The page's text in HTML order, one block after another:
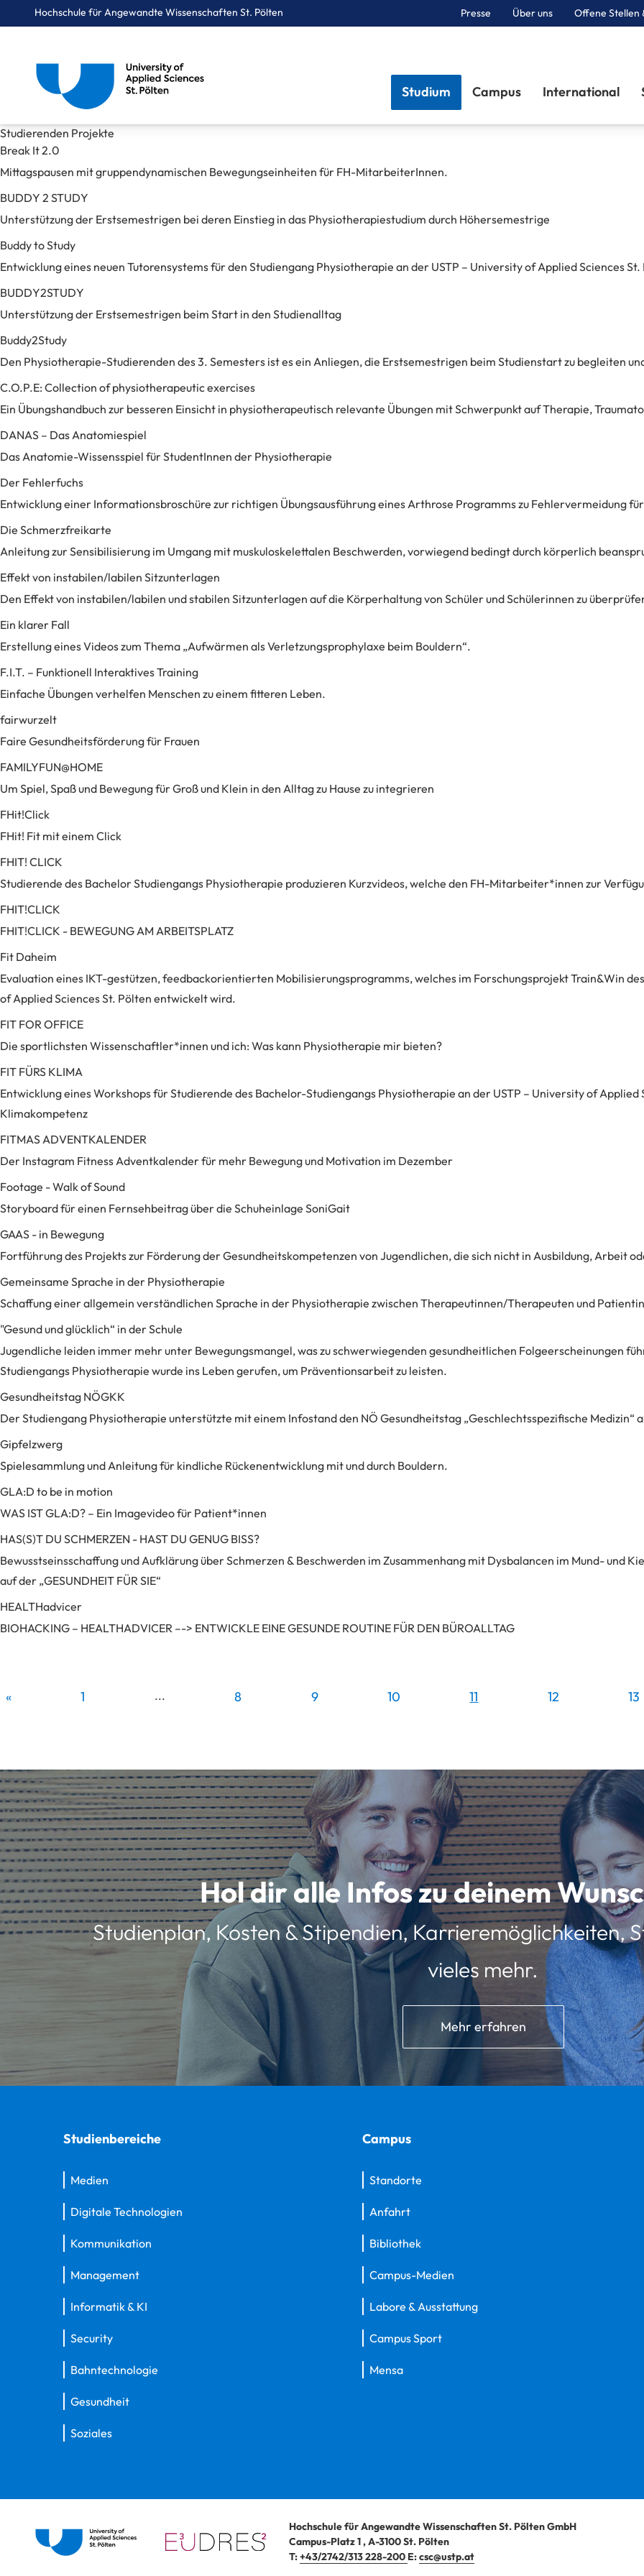
Hochschule für Angewandte Wissenschaften St. Pölten Presse Über uns Offene Stellen
Studium Campus International
You are here:
Projekte
Studierenden Projekte
Break It 2.0
Mittagspausen mit gruppendynamischen Bewegungseinheiten für FH-MitarbeiterInnen.
BUDDY 2 STUDY
Unterstützung der Erstsemestrigen bei deren Einstieg in das Physiotherapiestudium durch Höhersemestrige
Buddy to Study
Entwicklung eines neuen Tutorensystems für den Studiengang Physiotherapie an der USTP – University of Applied Sciences
BUDDY2STUDY
Unterstützung der Erstsemestrigen beim Start in den Studienalltag
Buddy2Study
Den Physiotherapie-Studierenden des 3. Semesters ist es ein Anliegen, die Erstsemestrigen beim Studienstart zu begleiten
C.O.P.E: Collection of physiotherapeutic exercises
Ein Übungshandbuch zur besseren Einsicht in physiotherapeutisch relevante Übungen mit Schwerpunkt auf Therapie,
DANAS – Das Anatomiespiel
Das Anatomie-Wissensspiel für StudentInnen der Physiotherapie
Der Fehlerfuchs
Entwicklung einer Informationsbroschüre zur richtigen Übungsausführung eines Arthrose Programms zu Fehlervermeidung
Die Schmerzfreikarte
Anleitung zur Sensibilisierung im Umgang mit muskuloskelettalen Beschwerden, vorwiegend bedingt durch körperlich
Effekt von instabilen/labilen Sitzunterlagen
Den Effekt von instabilen/labilen und stabilen Sitzunterlagen auf die Körperhaltung von Schüler und Schülerinnen zu
Ein klarer Fall
Erstellung eines Videos zum Thema „Aufwärmen als Verletzungsprophylaxe beim Bouldern“.
F.I.T. – Funktionell Interaktives Training
Einfache Übungen verhelfen Menschen zu einem fitteren Leben.
fairwurzelt
Faire Gesundheitsförderung für Frauen
FAMILYFUN@HOME
Um Spiel, Spaß und Bewegung für Groß und Klein in den Alltag zu Hause zu integrieren
FHit!Click
FHit! Fit mit einem Click
FHIT! CLICK
Studierende des Bachelor Studiengangs Physiotherapie produzieren Kurzvideos, welche den FH-Mitarbeiter*innen zur
FHIT!CLICK
FHIT!CLICK - BEWEGUNG AM ARBEITSPLATZ
Fit Daheim
Evaluation eines IKT-gestützen, feedbackorientierten Mobilisierungsprogramms, welches im Forschungsprojekt Train&Win
of Applied Sciences St. Pölten entwickelt wird.
FIT FOR OFFICE
Die sportlichsten Wissenschaftler*innen und ich: Was kann Physiotherapie mir bieten?
FIT FÜRS KLIMA
Entwicklung eines Workshops für Studierende des Bachelor-Studiengangs Physiotherapie an der USTP – University of
Klimakompetenz
FITMAS ADVENTKALENDER
Der Instagram Fitness Adventkalender für mehr Bewegung und Motivation im Dezember
Footage - Walk of Sound
Storyboard für einen Fernsehbeitrag über die Schuheinlage SoniGait
GAAS - in Bewegung
Fortführung des Projekts zur Förderung der Gesundheitskompetenzen von Jugendlichen, die sich nicht in Ausbildung, Arbeit
Gemeinsame Sprache in der Physiotherapie
Schaffung einer allgemein verständlichen Sprache in der Physiotherapie zwischen Therapeutinnen/Therapeuten und
"Gesund und glücklich“ in der Schule
Jugendliche leiden immer mehr unter Bewegungsmangel, was zu schwerwiegenden gesundheitlichen Folgeerscheinungen
Studiengangs Physiotherapie wurde ins Leben gerufen, um Präventionsarbeit zu leisten.
Gesundheitstag NÖGKK
Der Studiengang Physiotherapie unterstützte mit einem Infostand den NÖ Gesundheitstag „Geschlechtsspezifische Medizin“
Gipfelzwerg
Spielesammlung und Anleitung für kindliche Rückenentwicklung mit und durch Bouldern.
GLA:D to be in motion
WAS IST GLA:D? – Ein Imagevideo für Patient*innen
HAS(S)T DU SCHMERZEN - HAST DU GENUG BISS?
Bewusstseinsschaffung und Aufklärung über Schmerzen & Beschwerden im Zusammenhang mit Dysbalancen im Mund- und
auf der „GESUNDHEIT FÜR SIE“
HEALTHadvicer
BIOHACKING – HEALTHADVICER –-> ENTWICKLE EINE GESUNDE ROUTINE FÜR DEN BÜROALLTAG
«30 frühere Inhalte
1 ... 8 9 10 11 12 13
Hol dir alle Infos zu deinem
Studienplan, Kosten & Stipendien, Karrieremöglichkeiten,
vieles mehr.
Mehr erfahren
Studienbereiche
Medien
Digitale Technologien
Kommunikation
Management
Informatik & KI
Security
Bahntechnologie
Gesundheit
Soziales
Campus
Standorte
Anfahrt
Bibliothek
Campus-Medien
Labore & Ausstattung
Campus Sport
Mensa
Hochschule für Angewandte Wissenschaften St. Pölten GmbH
Campus-Platz 1,A-3100St. Pölten
T:+43/2742/313 228-200 E:csc@ustp.at